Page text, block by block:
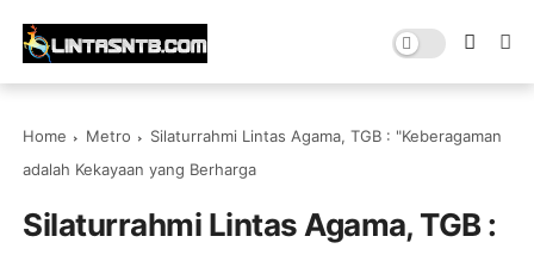
Home Metro
Silaturrahmi Lintas Agama, TGB : "Keberagaman
adalah Kekayaan yang Berharga
Silaturrahmi Lintas Agama, TGB :